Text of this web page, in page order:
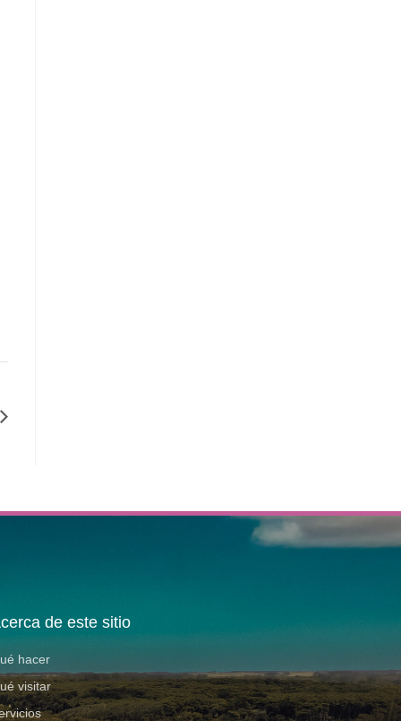
de este sitio
hacer
visitar